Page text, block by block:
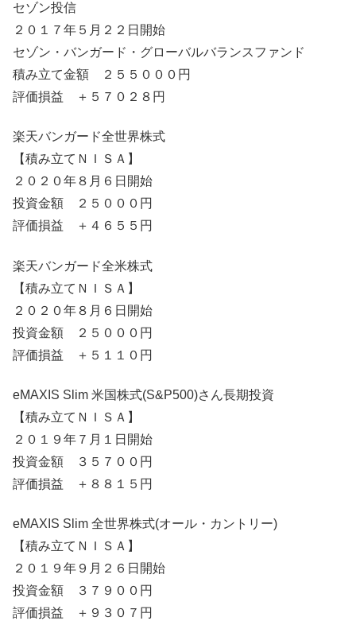
セゾン投信
２０１７年５月２２日開始
セゾン・バンガード・グローバルバランスファンド
積み立て金額 ２５５０００円
評価損益 ＋５７０２８円
楽天バンガード全世界株式
【積み立てＮＩＳＡ】
２０２０年８月６日開始
投資金額 ２５０００円
評価損益 ＋４６５５円
楽天バンガード全米株式
【積み立てＮＩＳＡ】
２０２０年８月６日開始
投資金額 ２５０００円
評価損益 ＋５１１０円
eMAXIS Slim 米国株式(S&P500)さん長期投資
【積み立てＮＩＳＡ】
２０１９年７月１日開始
投資金額 ３５７００円
評価損益 ＋８８１５円
eMAXIS Slim 全世界株式(オール・カントリー)
【積み立てＮＩＳＡ】
２０１９年９月２６日開始
投資金額 ３７９００円
評価損益 ＋９３０７円